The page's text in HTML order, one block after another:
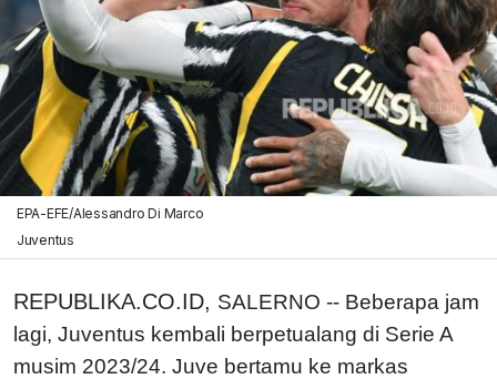
EPA-EFE/Alessandro Di Marco
Juventus
REPUBLIKA.CO.ID, SALERNO -- Beberapa jam
lagi, Juventus kembali berpetualang di Serie A
musim 2023/24. Juve bertamu ke markas